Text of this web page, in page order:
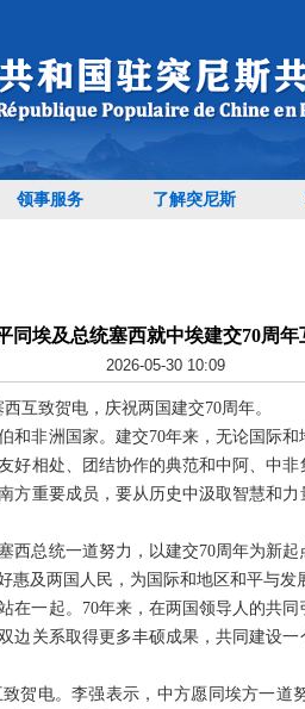
领事服务 了解突尼斯
同埃及总统塞西就中埃建交70周年
2026-05-30 10:09
互致贺电，庆祝两国建交70周年。
和非洲国家。建交70年来，无论国际
好相处、团结协作的典范和中阿、中
方重要成员，要从历史中汲取智慧和
西总统一道努力，以建交70周年为新
及两国人民，为国际和地区和平与发
在一起。70年来，在两国领导人的共
边关系取得更多丰硕成果，共同建设
贺电。李强表示，中方愿同埃方一